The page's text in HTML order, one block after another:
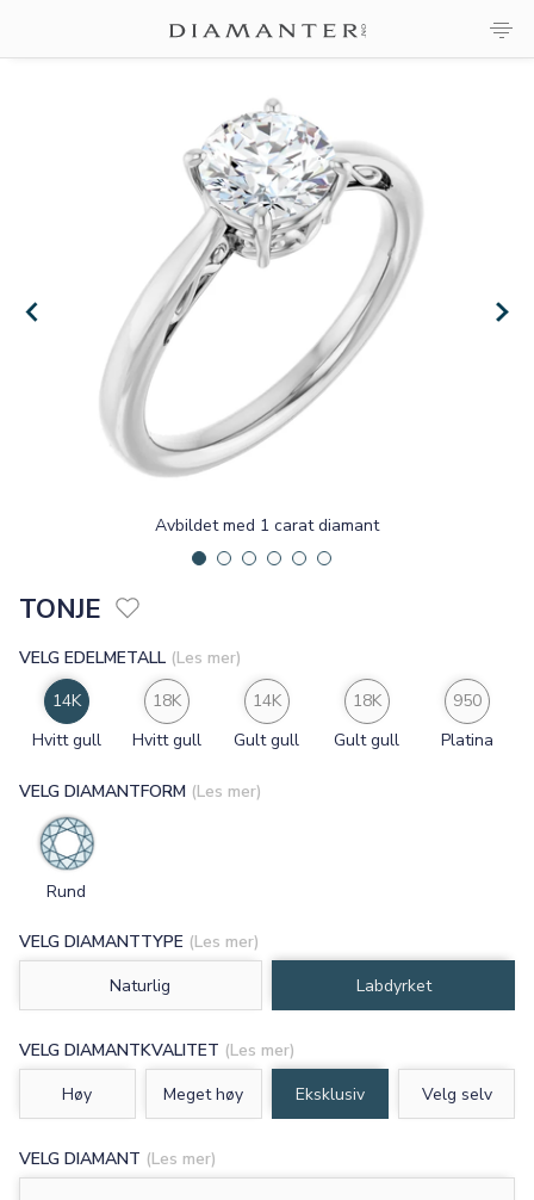
×
×
Avbildet med 1 carat diamant
TONJE
VELG DIAMANTTYPE (Les mer)
Naturlig
Labdyrket
VELG DIAMANTKVALITET (Les mer)
Høy
Meget høy Eksklusiv Velg selv
VELG DIAMANT (Les mer)
VELG EDELMETALL (Les mer)
14K
Hvitt gull
18K
Hvitt gull
14K
Gult gull
18K
Gult gull
950
Platina
VELG DIAMANTFORM (Les mer)
Rund